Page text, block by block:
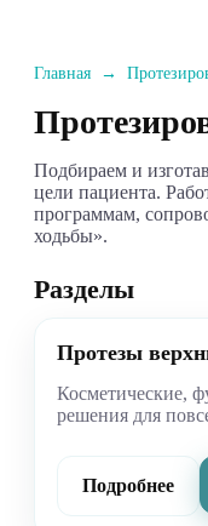
Главная →
Подбираем и
цели пациента.
программам,
ходьбы».
Разделы
Протезы
Косметические,
решения для
Подробнее